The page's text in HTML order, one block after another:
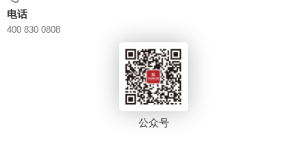
电话
400 830 0808
公众号